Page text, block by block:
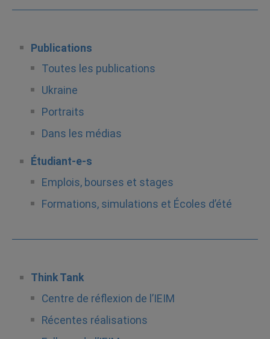
Publications
Toutes les publications
Ukraine
Portraits
Dans les médias
Étudiant-e-s
Emplois, bourses et stages
Formations, simulations et Écoles d’été
Think Tank
Centre de réflexion de l’IEIM
Récentes réalisations